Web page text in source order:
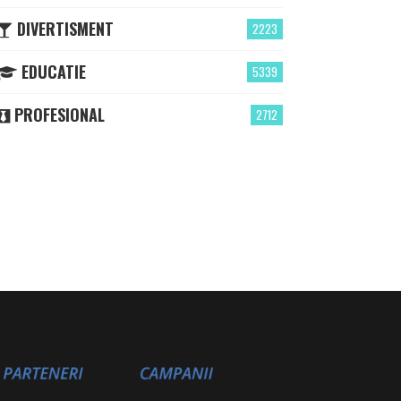
2223
DIVERTISMENT
5339
EDUCATIE
2712
PROFESIONAL